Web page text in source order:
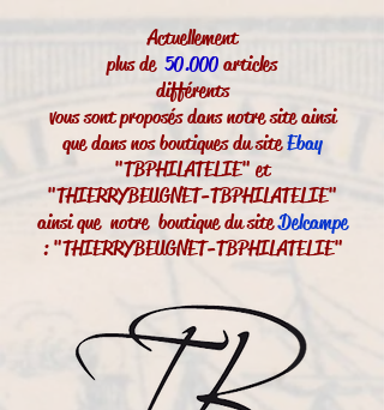
Actuellement
plus de50.000articles
différents
vous sont proposés dans notre site ainsi
que dans nos boutiques du siteEbay
"TBPHILATELIE" et
"THIERRYBEUGNET-TBPHILATELIE"
ainsi que notre boutique du siteDelcampe
: "THIERRYBEUGNET-TBPHILATELIE"